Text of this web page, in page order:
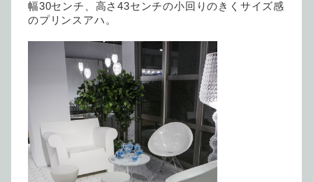
幅30センチ、高さ43センチの小回りのきくサイズ感
のプリンスアハ。